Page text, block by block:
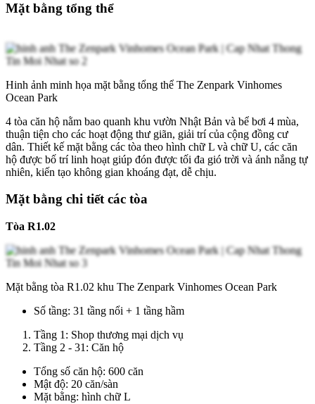
Mặt bằng tổng thể
Hinh ảnh minh họa mặt bằng tổng thể The Zenpark Vinhomes
Ocean Park
4 tòa căn hộ nằm bao quanh khu vườn Nhật Bản và bể bơi 4 mùa,
thuận tiện cho các hoạt động thư giãn, giải trí của cộng đồng cư
dân. Thiết kế mặt bằng các tòa theo hình chữ L và chữ U, các căn
hộ được bố trí linh hoạt giúp đón được tối đa gió trời và ánh nắng tự
nhiên, kiến tạo không gian khoáng đạt, dễ chịu.
Mặt bằng chi tiết các tòa
Tòa R1.02
Mặt bằng tòa R1.02 khu The Zenpark Vinhomes Ocean Park
Số tầng: 31 tầng nổi + 1 tầng hầm
Tầng 1: Shop thương mại dịch vụ
Tầng 2 - 31: Căn hộ
Tổng số căn hộ: 600 căn
Mật độ: 20 căn/sàn
Mặt bằng: hình chữ L